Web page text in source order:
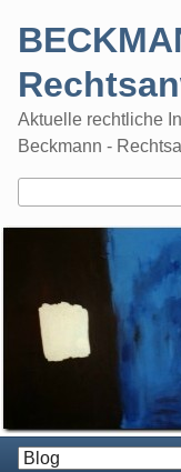
Aktuelle rechtliche
Beckmann -